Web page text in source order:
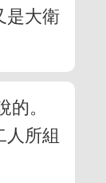
是大衛
。
所組